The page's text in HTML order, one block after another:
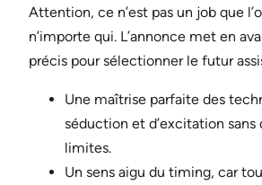
Attention, ce n’est pas un job que
n’importe qui. L’annonce met en
précis pour sélectionner le futur
Une maîtrise parfaite des
séduction et d’excitation sans
limites.
Un sens aigu du timing, car